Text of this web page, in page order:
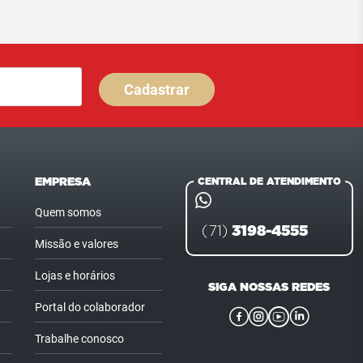
Cadastrar
EMPRESA
Quem somos
Missão e valores
Lojas e horários
Portal do colaborador
Trabalhe conosco
CENTRAL DE ATENDIMENTO
(71) 3198-4555
SIGA NOSSAS REDES